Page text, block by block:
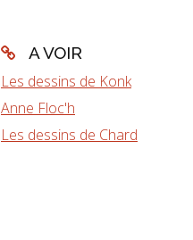
A VOIR
Les dessins de Konk
Anne Floc'h
Les dessins de Chard